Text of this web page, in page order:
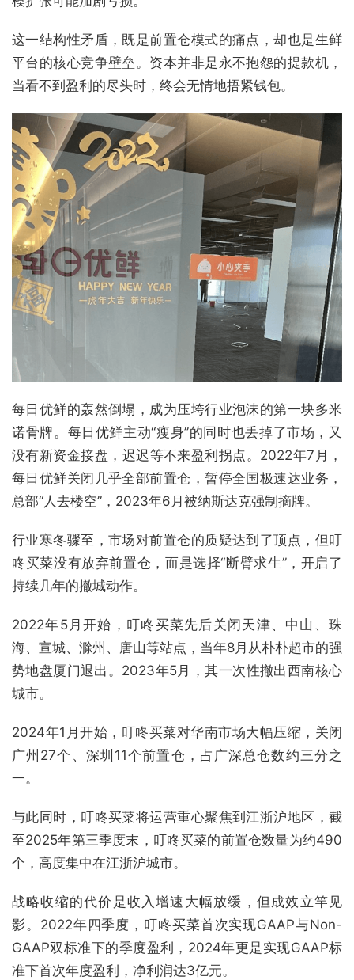
这一结构性矛盾，既是前置仓模式的痛点，却也是生鲜
平台的核心竞争壁垒。资本并非是永不抱怨的提款机，
当看不到盈利的尽头时，终会无情地捂紧钱包。
每日优鲜的轰然倒塌，成为压垮行业泡沫的第一块多米
诺骨牌。每日优鲜主动“瘦身”的同时也丢掉了市场，又
没有新资金接盘，迟迟等不来盈利拐点。2022年7月，
每日优鲜关闭几乎全部前置仓，暂停全国极速达业务，
总部“人去楼空”，2023年6月被纳斯达克强制摘牌。
行业寒冬骤至，市场对前置仓的质疑达到了顶点，但叮
咚买菜没有放弃前置仓，而是选择“断臂求生”，开启了
持续几年的撤城动作。
2022年5月开始，叮咚买菜先后关闭天津、中山、珠
海、宣城、滁州、唐山等站点，当年8月从朴朴超市的强
势地盘厦门退出。2023年5月，其一次性撤出西南核心
城市。
2024年1月开始，叮咚买菜对华南市场大幅压缩，关闭
广州27个、深圳11个前置仓，占广深总仓数约三分之
一。
与此同时，叮咚买菜将运营重心聚焦到江浙沪地区，截
至2025年第三季度末，叮咚买菜的前置仓数量为约490
个，高度集中在江浙沪城市。
战略收缩的代价是收入增速大幅放缓，但成效立竿见
影。2022年四季度，叮咚买菜首次实现GAAP与Non-
GAAP双标准下的季度盈利，2024年更是实现GAAP标
准下首次年度盈利，净利润达3亿元。